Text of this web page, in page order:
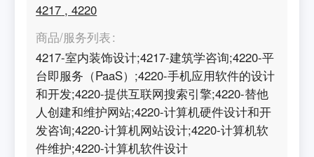
4217 ,4220
商品/服务列表
4217-室内装饰设计;4217-建筑学咨询;4220-平
台即服务（PaaS）;4220-手机应用软件的设计
和开发;4220-提供互联网搜索引擎;4220-替他
人创建和维护网站;4220-计算机硬件设计和开
发咨询;4220-计算机网站设计;4220-计算机软
件维护;4220-计算机软件设计